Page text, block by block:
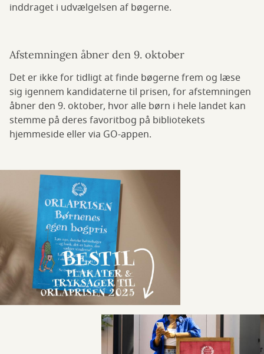
inddraget i udvælgelsen af bøgerne.
Afstemningen åbner den 9. oktober
Det er ikke for tidligt at finde bøgerne frem og læse
sig igennem kandidaterne til prisen, for afstemningen
åbner den 9. oktober, hvor alle børn i hele landet kan
stemme på deres favoritbog på bibliotekets
hjemmeside eller via GO-appen.